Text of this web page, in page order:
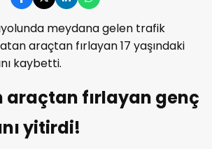
meydana gelen trafik
araçtan fırlayan 17 yaşındaki
kaybetti.
araçtan fırlayan genç
yitirdi!